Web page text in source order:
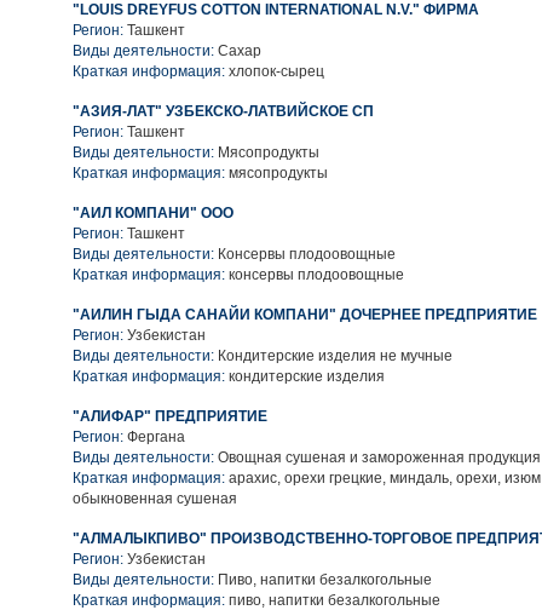
"LOUIS DREYFUS COTTON INTERNATIONAL N.V." ФИРМА
Регион: Ташкент
Виды деятельности: Сахар
Краткая информация: хлопок-сырец
"АЗИЯ-ЛАТ" УЗБЕКСКО-ЛАТВИЙСКОЕ СП
Регион: Ташкент
Виды деятельности: Мясопродукты
Краткая информация: мясопродукты
"АИЛ КОМПАНИ" ООО
Регион: Ташкент
Виды деятельности: Консервы плодоовощные
Краткая информация: консервы плодоовощные
"АИЛИН ГЫДА САНАЙИ КОМПАНИ" ДОЧЕРНЕЕ ПРЕДПРИЯТИЕ
Регион: Узбекистан
Виды деятельности: Кондитерские изделия не мучные
Краткая информация: кондитерские изделия
"АЛИФАР" ПРЕДПРИЯТИЕ
Регион: Фергана
Виды деятельности: Овощная сушеная и замороженная продукция
Краткая информация: арахис, орехи грецкие, миндаль, орехи,
обыкновенная сушеная
"АЛМАЛЫКПИВО" ПРОИЗВОДСТВЕННО-ТОРГОВОЕ
Регион: Узбекистан
Виды деятельности: Пиво, напитки безалкогольные
Краткая информация: пиво, напитки безалкогольные